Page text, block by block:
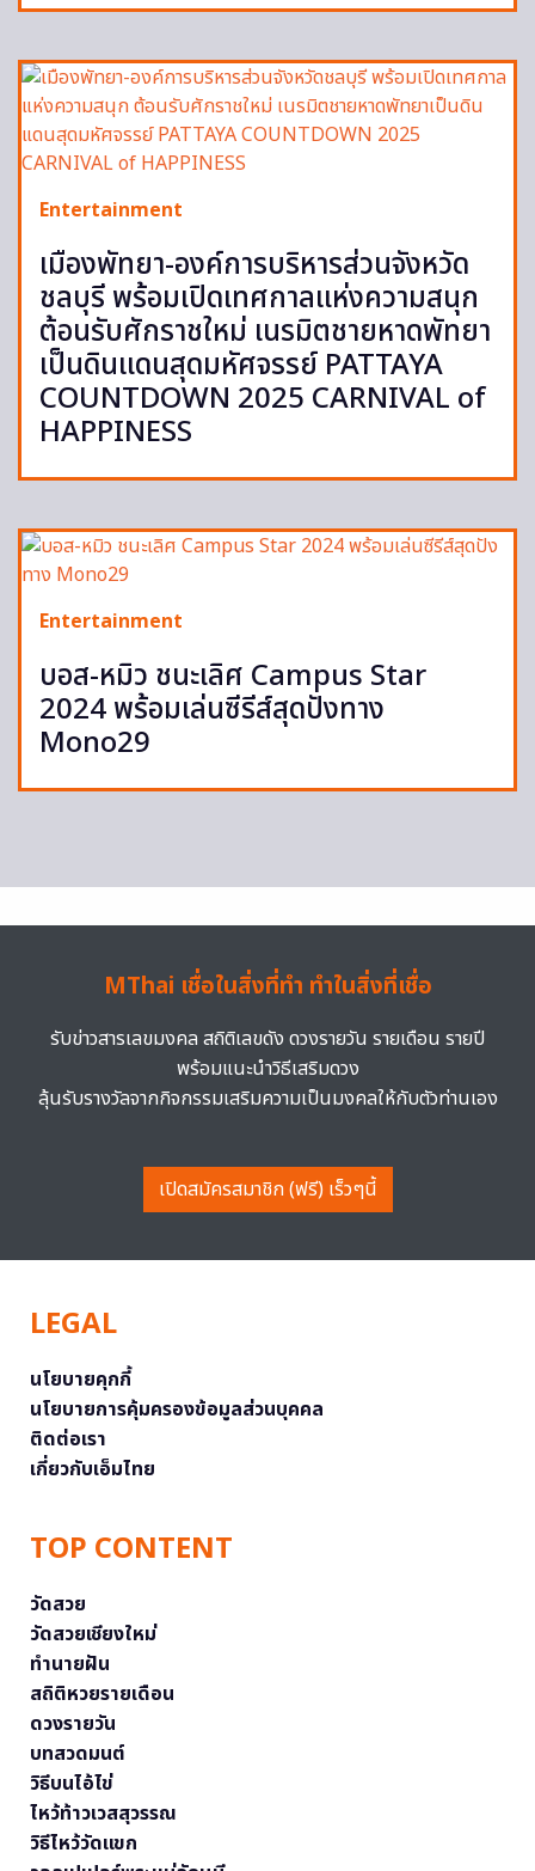
Entertainment
เมืองพัทยา-องค์การบริหารส่วนจังหวัด
ชลบุรี พร้อมเปิดเทศกาลแห่งความสนุก
ต้อนรับศักราชใหม่ เนรมิตชายหาดพัทยา
เป็นดินแดนสุดมหัศจรรย์ PATTAYA
COUNTDOWN 2025 CARNIVAL of
HAPPINESS
Entertainment
บอส-หมิว ชนะเลิศ Campus Star
2024 พร้อมเล่นซีรีส์สุดปังทาง
Mono29
MThai เชื่อในสิ่งที่ทำ ทำในสิ่งที่เชื่อ
รับข่าวสารเลขมงคล สถิติเลขดัง ดวงรายวัน รายเดือน รายปี
พร้อมแนะนำวิธีเสริมดวง
ลุ้นรับรางวัลจากกิจกรรมเสริมความเป็นมงคลให้กับตัวท่านเอง
เปิดสมัครสมาชิก (ฟรี) เร็วๆนี้
LEGAL
นโยบายคุกกี้
นโยบายการคุ้มครองข้อมูลส่วนบุคคล
ติดต่อเรา
เกี่ยวกับเอ็มไทย
TOP CONTENT
วัดสวย
วัดสวยเชียงใหม่
ทำนายฝัน
สถิติหวยรายเดือน
ดวงรายวัน
บทสวดมนต์
วิธีบนไอ้ไข่
ไหว้ท้าวเวสสุวรรณ
วิธีไหว้วัดแขก